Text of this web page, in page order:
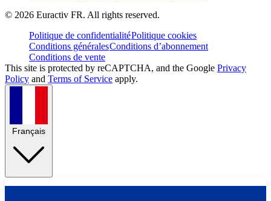
© 2026 Euractiv FR. All rights reserved.
Politique de confidentialitéPolitique cookies
Conditions généralesConditions d’abonnement
Conditions de vente
This site is protected by reCAPTCHA, and the Google Privacy
Policy and Terms of Service apply.
Français